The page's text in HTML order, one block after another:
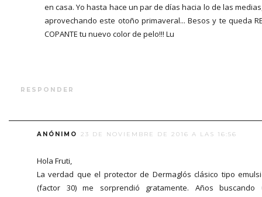
en casa. Yo hasta hace un par de días hacia lo de las
aprovechando este otoño primaveral... Besos y te queda
COPANTE tu nuevo color de pelo!!! Lu
RESPONDER
ANÓNIMO 23 DE NOVIEMBRE DE 2016 A LAS 16:56
Hola Fruti,
La verdad que el protector de Dermaglós clásico tipo
(factor 30) me sorprendió gratamente. Años buscando